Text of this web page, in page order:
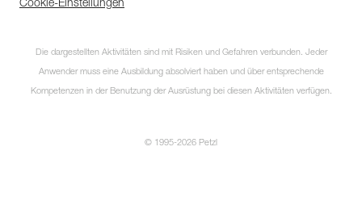
Cookie-Einstellungen
Die dargestellten Aktivitäten sind mit Risiken und Gefahren verbunden. Jeder
Anwender muss eine Ausbildung absolviert haben und über entsprechende
Kompetenzen in der Benutzung der Ausrüstung bei diesen Aktivitäten verfügen.
© 1995-2026 Petzl